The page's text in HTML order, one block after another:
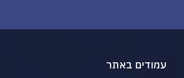
עמודים באתר